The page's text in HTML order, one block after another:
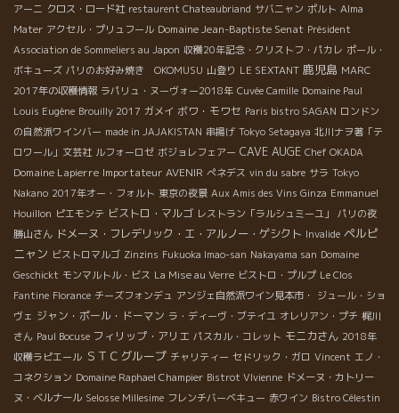
アーニ クロス・ロード社 restaurent Chateaubriand サバニャン ポルト Alma
Mater アクセル・プリュフール Domaine Jean-Baptiste Senat Président
Association de Sommeliers au Japon 収穫20年記念・クリストフ・パカレ ポール・
ボキューズ パリのお好み焼き OKOMUSU 山登り LE SEXTANT 鹿児島 MARC
2017年の収穫情報 ラパリュ・ヌーヴォー2018年 Cuvée Camille Domaine Paul
Louis Eugène Brouilly 2017 ガメイ ボワ・モワセ Paris bistro SAGAN ロンドン
の自然派ワインバー made in JAJAKISTAN 串揚げ Tokyo Setagaya 北川ナヲ著「テ
ロワール」文芸社 ルフォーロゼ ボジョレフェアー CAVE AUGE Chef OKADA
Domaine Lapierre Importateur AVENIR ぺネデス vin du sabre サラ Tokyo
Nakano 2017年オー・フォルト 東京の夜景 Aux Amis des Vins Ginza Emmanuel
Houillon ピエモンテ ビストロ・マルゴ レストラン「ラルシュミーユ」
パリの夜
勝山さん ドメーヌ・フレデリック・エ・アルノー・ゲシクト Invalide ペルピ
ニャン ビストロマルゴ Zinzins Fukuoka Imao-san Nakayama san Domaine
Geschickt モンマルトル・ビス La Mise au Verre ビストロ・プルプ Le Clos
Fantine Florance チーズフォンデュ アンジェ自然派ワイン見本市・ ジュール・ショ
ヴェ ジャン・ポール・ドーマン ラ・ディーヴ・ブテイユ オレリアン・プチ 梶川
さん Paul Bocuse フィリップ・アリエ パスカル・コレット モニカさん 2018年
収穫ラピエール ＳＴＣグループ チャリティー セドリック・ガロ Vincent エノ・
コネクション Domaine Raphael Champier Bistrot VIvienne ドメーヌ・カトリー
ヌ・ベルナール Selosse Millesime フレンチバーベキュー 赤ワイン Bistro Célestin